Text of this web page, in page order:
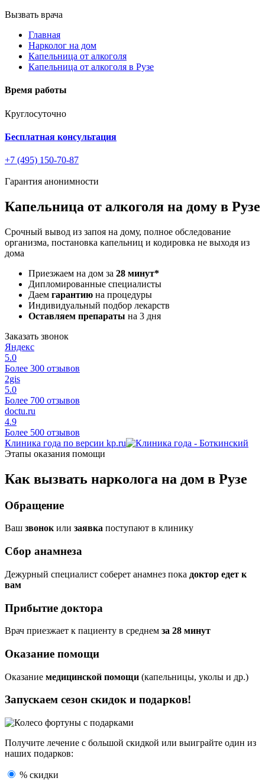
Вызвать врача
Главная
Нарколог на дом
Капельница от алкоголя
Капельница от алкоголя в Рузе
Время работы
Круглосуточно
Бесплатная консультация
+7 (495) 150-70-87
Гарантия анонимности
Капельница от алкоголя на дому в Рузе
Срочный вывод из запоя на дому, полное обследование
организма, постановка капельниц и кодировка не выходя из
дома
Приезжаем на дом за 28 минут*
Дипломированные специалисты
Даем гарантию на процедуры
Индивидуальный подбор лекарств
Оставляем препараты на 3 дня
Заказать звонок
Яндекс
5.0
Более 300 отзывов
2gis
5.0
Более 700 отзывов
doctu.ru
4.9
Более 500 отзывов
Клиника года по версии kp.ru
Этапы оказания помощи
Как вызвать нарколога на дом в Рузе
Обращение
Ваш звонокили заявка поступают в клинику
Сбор анамнеза
Дежурный специалист соберет анамнез пока доктор едет к
вам
Прибытие доктора
Врач приезжает к пациенту в среднем за 28 минут
Оказание помощи
Оказание медицинской помощи (капельницы, уколы и др.)
Запускаем сезон скидок и подарков!
Получите лечение с большой скидкой или выиграйте один из
наших подарков:
% скидки